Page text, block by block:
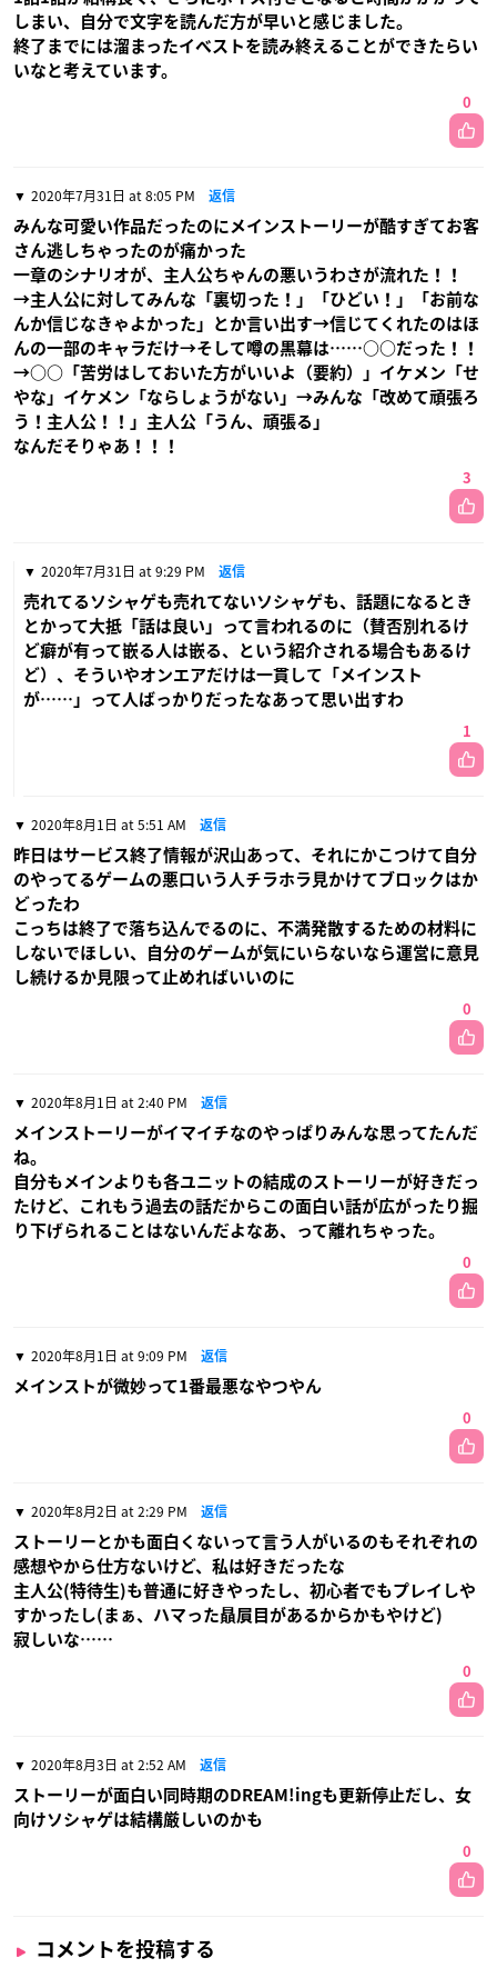
しまい、自分で文字を読んだ方が早いと感じました。
終了までには溜まったイベストを読み終えることができたらい
いなと考えています。
0
2020年7月31日 at 8:05 PM 返信
みんな可愛い作品だったのにメインストーリーが酷すぎてお客
さん逃しちゃったのが痛かった
一章のシナリオが、主人公ちゃんの悪いうわさが流れた！！
→主人公に対してみんな「裏切った！」「ひどい！」「お前な
んか信じなきゃよかった」とか言い出す→信じてくれたのはほ
んの一部のキャラだけ→そして噂の黒幕は……○○だった！！
→○○「苦労はしておいた方がいいよ（要約）」イケメン「せ
やな」イケメン「ならしょうがない」→みんな「改めて頑張ろ
う！主人公！！」主人公「うん、頑張る」
なんだそりゃあ！！！
3
2020年7月31日 at 9:29 PM 返信
売れてるソシャゲも売れてないソシャゲも、話題になるとき
とかって大抵「話は良い」って言われるのに（賛否別れるけ
ど癖が有って嵌る人は嵌る、という紹介される場合もあるけ
ど）、そういやオンエアだけは一貫して「メインスト
が……」って人ばっかりだったなあって思い出すわ
1
2020年8月1日 at 5:51 AM 返信
昨日はサービス終了情報が沢山あって、それにかこつけて自分
のやってるゲームの悪口いう人チラホラ見かけてブロックはか
どったわ
こっちは終了で落ち込んでるのに、不満発散するための材料に
しないでほしい、自分のゲームが気にいらないなら運営に意見
し続けるか見限って止めればいいのに
0
2020年8月1日 at 2:40 PM 返信
メインストーリーがイマイチなのやっぱりみんな思ってたんだ
ね。
自分もメインよりも各ユニットの結成のストーリーが好きだっ
たけど、これもう過去の話だからこの面白い話が広がったり掘
り下げられることはないんだよなあ、って離れちゃった。
0
2020年8月1日 at 9:09 PM 返信
メインストが微妙って1番最悪なやつやん
0
2020年8月2日 at 2:29 PM 返信
ストーリーとかも面白くないって言う人がいるのもそれぞれの
感想やから仕方ないけど、私は好きだったな
主人公(特待生)も普通に好きやったし、初心者でもプレイしや
すかったし(まぁ、ハマった贔屓目があるからかもやけど)
寂しいな……
0
2020年8月3日 at 2:52 AM 返信
ストーリーが面白い同時期のDREAM!ingも更新停止だし、女
向けソシャゲは結構厳しいのかも
0
コメントを投稿する